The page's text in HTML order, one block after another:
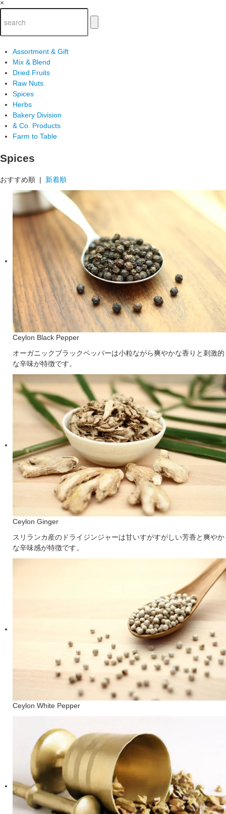
×
Assortment & Gift
Mix & Blend
Dried Fruits
Raw Nuts
Spices
Herbs
Bakery Division
& Co. Products
Farm to Table
Spices
おすすめ順 | 新着順
Ceylon Black Pepper
オーガニックブラックペッパーは小粒ながら爽やかな香りと刺激的
な辛味が特徴です。
Ceylon Ginger
スリランカ産のドライジンジャーは甘いすがすがしい芳香と爽やか
な辛味感が特徴です。
Ceylon White Pepper